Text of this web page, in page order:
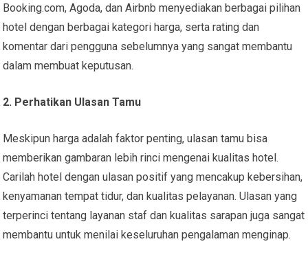
Booking.com, Agoda, dan Airbnb menyediakan berbagai pilihan
hotel dengan berbagai kategori harga, serta rating dan
komentar dari pengguna sebelumnya yang sangat membantu
dalam membuat keputusan.
2. Perhatikan Ulasan Tamu
Meskipun harga adalah faktor penting, ulasan tamu bisa
memberikan gambaran lebih rinci mengenai kualitas hotel.
Carilah hotel dengan ulasan positif yang mencakup kebersihan,
kenyamanan tempat tidur, dan kualitas pelayanan. Ulasan yang
terperinci tentang layanan staf dan kualitas sarapan juga sangat
membantu untuk menilai keseluruhan pengalaman menginap.